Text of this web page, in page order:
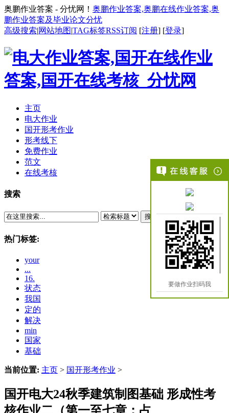
奥鹏作业答案 - 分忧网！ 奥鹏作业答案,奥鹏在线作业答案,奥
鹏作业答案及毕业论文分忧
高级搜索|网站地图|TAG标签RSS订阅 [注册] [登录]
主页
电大作业
国开形考作业
形考线下
免费作业
范文
在线考核
搜索
搜索
热门标签:
your
...
16.
状态
我国
定的
解决
min
国家
基础
当前位置: 主页 > 国开形考作业 >
国开电大24秋季建筑制图基础 形成性考
要做作业扫码我